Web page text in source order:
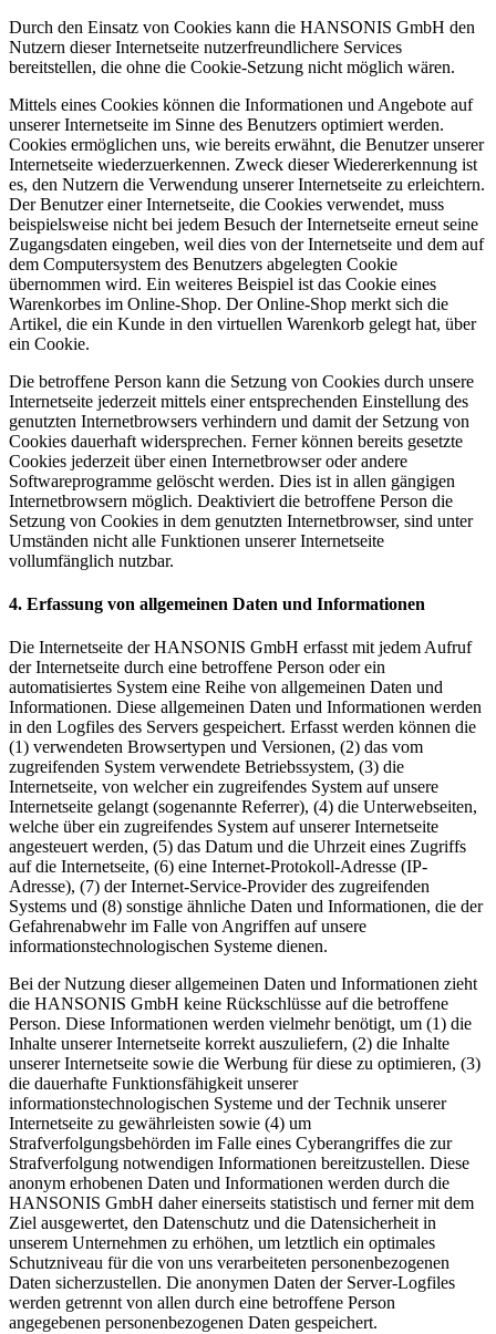
Durch den Einsatz von Cookies kann die HANSONIS GmbH den
Nutzern dieser Internetseite nutzerfreundlichere Services
bereitstellen, die ohne die Cookie-Setzung nicht möglich wären.
Mittels eines Cookies können die Informationen und Angebote auf
unserer Internetseite im Sinne des Benutzers optimiert werden.
Cookies ermöglichen uns, wie bereits erwähnt, die Benutzer unserer
Internetseite wiederzuerkennen. Zweck dieser Wiedererkennung ist
es, den Nutzern die Verwendung unserer Internetseite zu erleichtern.
Der Benutzer einer Internetseite, die Cookies verwendet, muss
beispielsweise nicht bei jedem Besuch der Internetseite erneut seine
Zugangsdaten eingeben, weil dies von der Internetseite und dem auf
dem Computersystem des Benutzers abgelegten Cookie
übernommen wird. Ein weiteres Beispiel ist das Cookie eines
Warenkorbes im Online-Shop. Der Online-Shop merkt sich die
Artikel, die ein Kunde in den virtuellen Warenkorb gelegt hat, über
ein Cookie.
Die betroffene Person kann die Setzung von Cookies durch unsere
Internetseite jederzeit mittels einer entsprechenden Einstellung des
genutzten Internetbrowsers verhindern und damit der Setzung von
Cookies dauerhaft widersprechen. Ferner können bereits gesetzte
Cookies jederzeit über einen Internetbrowser oder andere
Softwareprogramme gelöscht werden. Dies ist in allen gängigen
Internetbrowsern möglich. Deaktiviert die betroffene Person die
Setzung von Cookies in dem genutzten Internetbrowser, sind unter
Umständen nicht alle Funktionen unserer Internetseite
vollumfänglich nutzbar.
4. Erfassung von allgemeinen Daten und Informationen
Die Internetseite der HANSONIS GmbH erfasst mit jedem Aufruf
der Internetseite durch eine betroffene Person oder ein
automatisiertes System eine Reihe von allgemeinen Daten und
Informationen. Diese allgemeinen Daten und Informationen werden
in den Logfiles des Servers gespeichert. Erfasst werden können die
(1) verwendeten Browsertypen und Versionen, (2) das vom
zugreifenden System verwendete Betriebssystem, (3) die
Internetseite, von welcher ein zugreifendes System auf unsere
Internetseite gelangt (sogenannte Referrer), (4) die Unterwebseiten,
welche über ein zugreifendes System auf unserer Internetseite
angesteuert werden, (5) das Datum und die Uhrzeit eines Zugriffs
auf die Internetseite, (6) eine Internet-Protokoll-Adresse (IP-
Adresse), (7) der Internet-Service-Provider des zugreifenden
Systems und (8) sonstige ähnliche Daten und Informationen, die der
Gefahrenabwehr im Falle von Angriffen auf unsere
informationstechnologischen Systeme dienen.
Bei der Nutzung dieser allgemeinen Daten und Informationen zieht
die HANSONIS GmbH keine Rückschlüsse auf die betroffene
Person. Diese Informationen werden vielmehr benötigt, um (1) die
Inhalte unserer Internetseite korrekt auszuliefern, (2) die Inhalte
unserer Internetseite sowie die Werbung für diese zu optimieren, (3)
die dauerhafte Funktionsfähigkeit unserer
informationstechnologischen Systeme und der Technik unserer
Internetseite zu gewährleisten sowie (4) um
Strafverfolgungsbehörden im Falle eines Cyberangriffes die zur
Strafverfolgung notwendigen Informationen bereitzustellen. Diese
anonym erhobenen Daten und Informationen werden durch die
HANSONIS GmbH daher einerseits statistisch und ferner mit dem
Ziel ausgewertet, den Datenschutz und die Datensicherheit in
unserem Unternehmen zu erhöhen, um letztlich ein optimales
Schutzniveau für die von uns verarbeiteten personenbezogenen
Daten sicherzustellen. Die anonymen Daten der Server-Logfiles
werden getrennt von allen durch eine betroffene Person
angegebenen personenbezogenen Daten gespeichert.